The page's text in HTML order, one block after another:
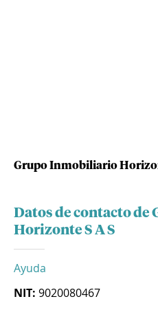
Grupo Inmobiliario
Datos de contacto
Horizonte S A S
Ayuda
NIT: 9020080467